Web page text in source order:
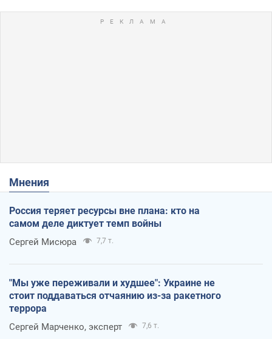
Мнения
Россия теряет ресурсы вне плана: кто на
самом деле диктует темп войны
Сергей Мисюра 7,7 т.
"Мы уже переживали и худшее": Украине не
стоит поддаваться отчаянию из-за ракетного
террора
Сергей Марченко, эксперт 7,6 т.